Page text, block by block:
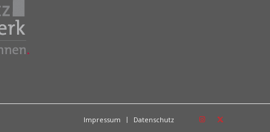
Impressum Datenschutz